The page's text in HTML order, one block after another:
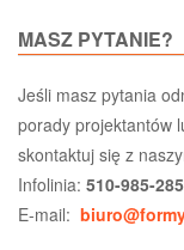
MASZ PYTANIE?
Jeśli masz pytania
porady projektantów
skontaktuj się z
Infolinia: 510-985-285
E-mail: